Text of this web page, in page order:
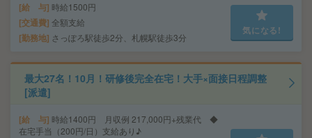
給 与 時給1500円
交通費 全額支給
勤務地 さっぽろ駅徒歩2分、札幌駅徒歩3分
気になる!
最大27名！10月！研修後完全在宅！大手×面接日程調整
[派遣]
給 与 時給1400円 月収例 217,000円+残業代 ◆
在宅手当（200円/日）支給あり♪